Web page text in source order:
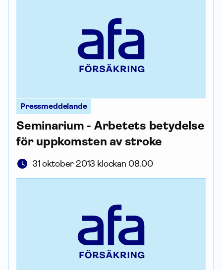
Pressmeddelande
Seminarium - Arbetets betydelse
för uppkomsten av stroke
31 oktober 2013 klockan 08.00